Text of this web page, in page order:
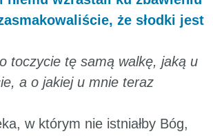
że słodki jest
toczycie tę samą walkę, jaką u
a o jakiej u mnie teraz
w którym nie istniałby Bóg,